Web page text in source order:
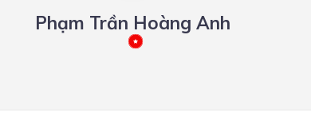
Phạm Trần Hoàng Anh